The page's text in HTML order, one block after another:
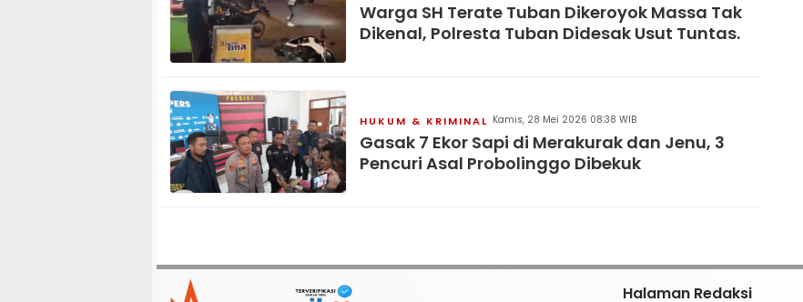
Warga SH Terate Tuban Dikeroyok Massa Tak
Dikenal, Polresta Tuban Didesak Usut Tuntas.
HUKUM & KRIMINAL Kamis, 28 Mei 2026 08:38 WIB
Gasak 7 Ekor Sapi di Merakurak dan Jenu, 3
Pencuri Asal Probolinggo Dibekuk
Halaman Redaksi